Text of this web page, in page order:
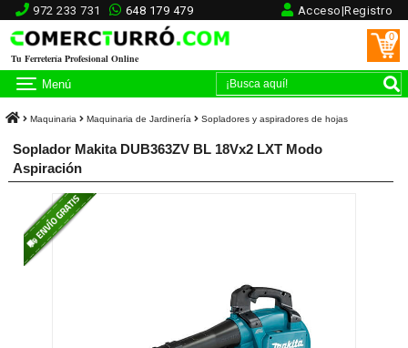
972 233 731 648 179 479 Acceso|Registro
Tu Ferretería Profesional Online
0
Menú
Maquinaria Maquinaria de Jardinería Sopladores y aspiradores de hojas
Soplador Makita DUB363ZV BL 18Vx2 LXT Modo
Aspiración